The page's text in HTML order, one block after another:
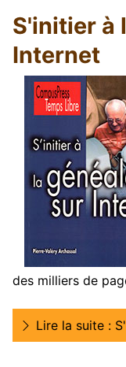
S'initier à
Internet
des milliers de
Lire la suite :